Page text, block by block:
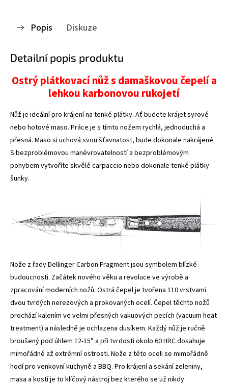
Popis Diskuze
Detailní popis produktu
Ostrý plátkovací nůž s damaškovou čepelí a
lehkou karbonovou rukojetí
Nůž je ideální pro krájení na tenké plátky. Ať budete krájet syrové
nebo hotové maso. Práce je s tímto nožem rychlá, jednoduchá a
přesná. Maso si uchová svou šťavnatost, bude dokonale nakrájené.
S bezproblémovou manévrovatelností a bezproblémovým
pohybem vytvoříte skvělé carpaccio nebo dokonale tenké plátky
šunky.
Nože z řadyDellinger Carbon Fragmentjsou symbolem blízké
budoucnosti. Začátek nového věku a revoluce ve výrobě a
zpracování moderních nožů. Ostrá čepel je tvořena 110 vrstvami
dvou tvrdých nerezových a prokovaných ocelí. Čepel těchto nožů
prochází kalením ve velmi přesných vakuových pecích (vacuum heat
treatment) a následně je ochlazena dusíkem. Každý nůž je ručně
broušený pod úhlem 12-15° a při tvrdosti okolo 60 HRC dosahuje
mimořádné až extrémní ostrosti. Nože z této oceli se mimořádně
hodí pro venkovní kuchyně a BBQ. Pro krájení a sekání zeleniny,
masa a kostí je to klíčový nástroj bez kterého se už nikdy